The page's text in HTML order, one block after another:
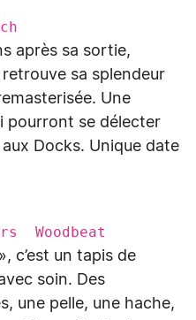
après sa sortie,
retrouve sa splendeur
Une
pourront se délecter
Docks. Unique date
Woodbeat
c’est un tapis de
soin. Des
une pelle, une hache,